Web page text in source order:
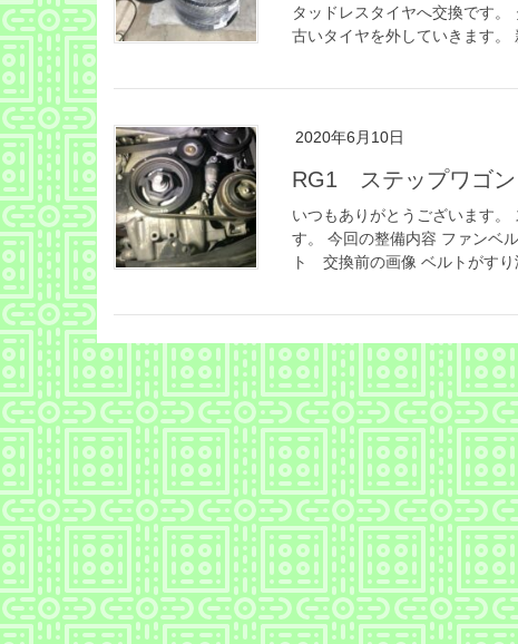
タッドレスタイヤへ交換です。
古いタイヤを外していきます
2020年6月10日
RG1 ステップワゴ
いつもありがとうございます。
す。 今回の整備内容 ファンベ
ト 交換前の画像 ベルトがす